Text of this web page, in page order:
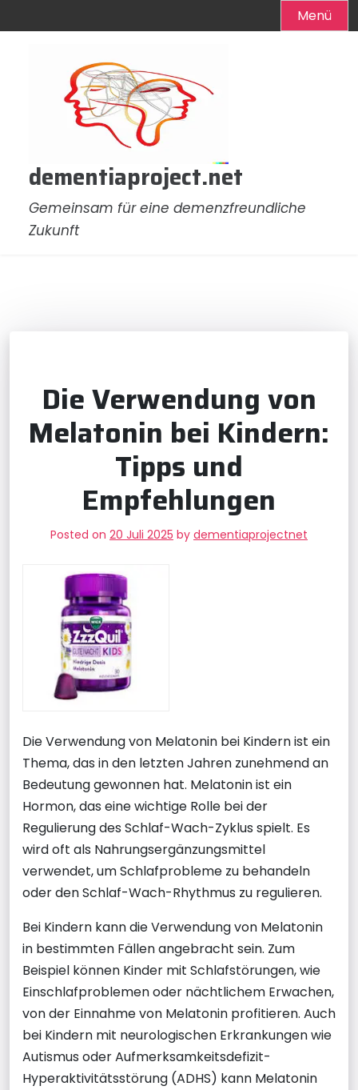
Menü
dementiaproject.net
Gemeinsam für eine demenzfreundliche
Zukunft
Die Verwendung von
Melatonin bei Kindern:
Tipps und
Empfehlungen
Posted on 20 Juli 2025 by dementiaprojectnet
Die Verwendung von Melatonin bei Kindern ist ein
Thema, das in den letzten Jahren zunehmend an
Bedeutung gewonnen hat. Melatonin ist ein
Hormon, das eine wichtige Rolle bei der
Regulierung des Schlaf-Wach-Zyklus spielt. Es
wird oft als Nahrungsergänzungsmittel
verwendet, um Schlafprobleme zu behandeln
oder den Schlaf-Wach-Rhythmus zu regulieren.
Bei Kindern kann die Verwendung von Melatonin
in bestimmten Fällen angebracht sein. Zum
Beispiel können Kinder mit Schlafstörungen, wie
Einschlafproblemen oder nächtlichem Erwachen,
von der Einnahme von Melatonin profitieren. Auch
bei Kindern mit neurologischen Erkrankungen wie
Autismus oder Aufmerksamkeitsdefizit-
Hyperaktivitätsstörung (ADHS) kann Melatonin